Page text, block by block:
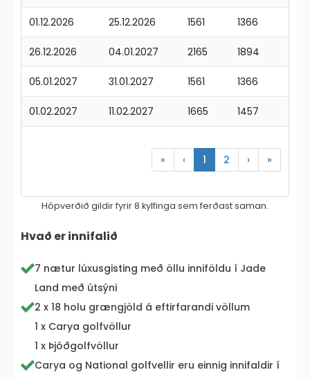
01.12.2026 25.12.2026 1561 1366
26.12.2026 04.01.2027 2165 1894
05.01.2027 31.01.2027 1561 1366
01.02.2027 11.02.2027 1665 1457
« ‹ 1 2 › »
Hópverðið gildir fyrir 8 kylfinga sem ferðast saman.
Hvað er innifalið
7 nætur lúxusgisting með öllu inniföldu í Jade
Land með útsýni
2 x 18 holu grængjöld á eftirfarandi völlum
1 x Carya golfvöllur
1 x Þjóðgolfvöllur
Carya og National golfvellir eru einnig innifaldir í